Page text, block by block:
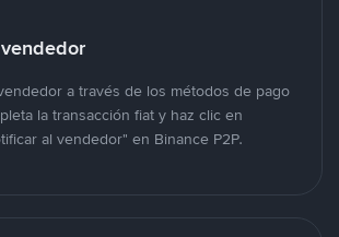
a través de los métodos de pago
la transacción fiat y haz clic en
al vendedor" en Binance P2P.